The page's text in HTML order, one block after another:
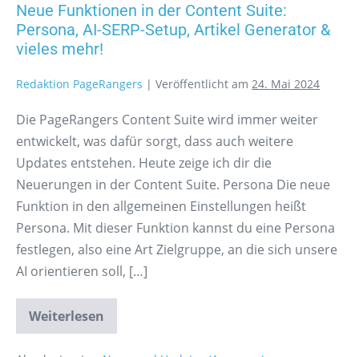
Neue Funktionen in der Content Suite:
Persona, AI-SERP-Setup, Artikel Generator &
vieles mehr!
Redaktion PageRangers | Veröffentlicht am 24. Mai 2024
Die PageRangers Content Suite wird immer weiter
entwickelt, was dafür sorgt, dass auch weitere
Updates entstehen. Heute zeige ich dir die
Neuerungen in der Content Suite. Persona Die neue
Funktion in den allgemeinen Einstellungen heißt
Persona. Mit dieser Funktion kannst du eine Persona
festlegen, also eine Art Zielgruppe, an die sich unsere
AI orientieren soll, […]
Weiterlesen